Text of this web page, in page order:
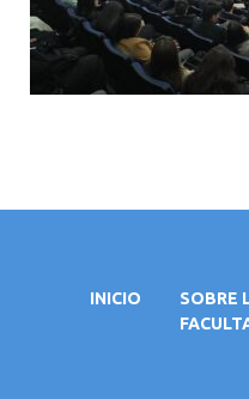
INICIO
SOBRE